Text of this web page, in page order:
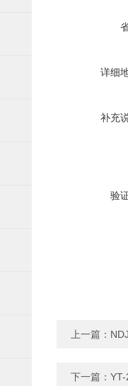
详细
补充
验
上一篇：
下一篇：